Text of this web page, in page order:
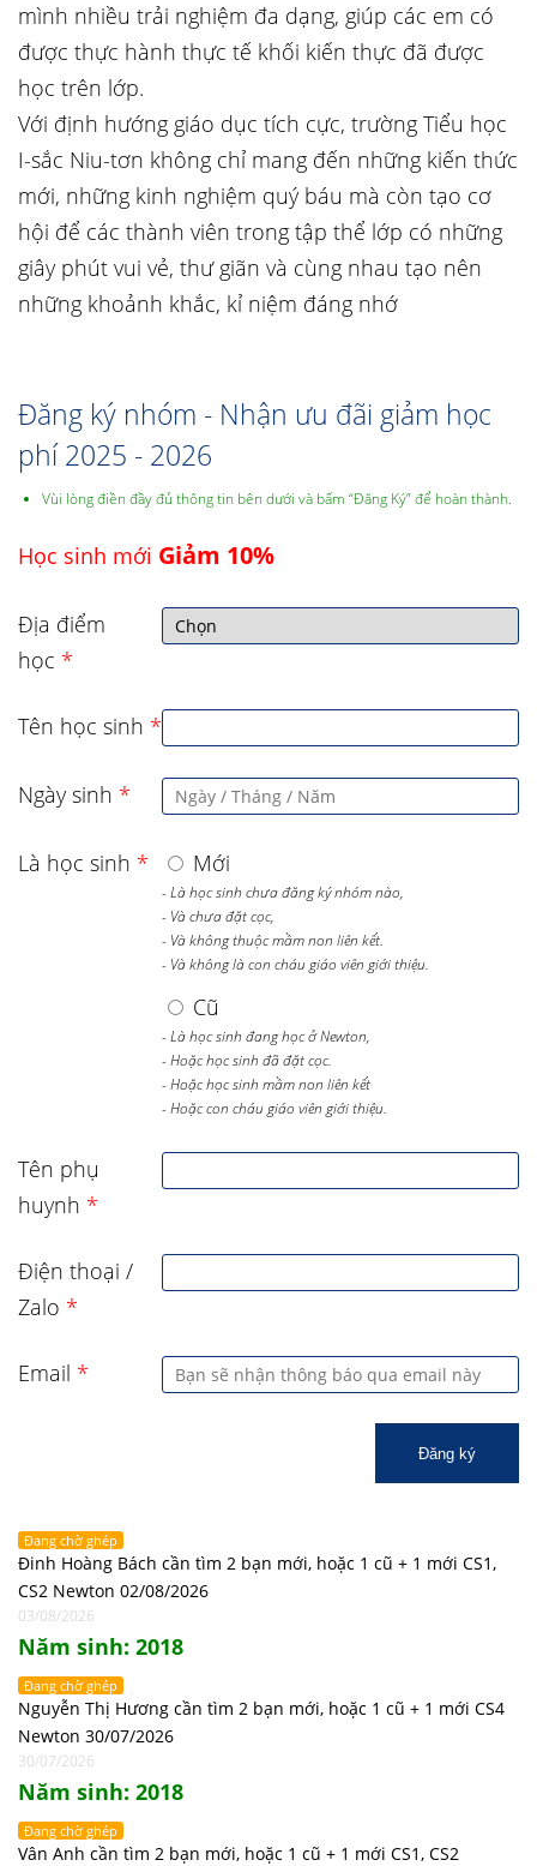
mình nhiều trải nghiệm đa dạng, giúp các em có
được thực hành thực tế khối kiến thực đã được
học trên lớp.
Với định hướng giáo dục tích cực, trường Tiểu học
I-sắc Niu-tơn không chỉ mang đến những kiến thức
mới, những kinh nghiệm quý báu mà còn tạo cơ
hội để các thành viên trong tập thể lớp có những
giây phút vui vẻ, thư giãn và cùng nhau tạo nên
những khoảnh khắc, kỉ niệm đáng nhớ
Đăng ký nhóm - Nhận ưu đãi giảm học
phí 2025 - 2026
Vùi lòng điền đầy đủ thông tin bên dưới và bấm “Đăng Ký” để hoàn thành.
Học sinh mới Giảm 10%
Địa điểm
học *
Tên học sinh *
Ngày sinh *
Là học sinh * Mới
- Là học sinh chưa đăng ký nhóm nào,
- Và chưa đặt cọc,
- Và không thuộc mầm non liên kết.
- Và không là con cháu giáo viên giới thiệu.
Cũ
- Là học sinh đang học ở Newton,
- Hoặc học sinh đã đặt cọc.
- Hoặc học sinh mầm non liên kết
- Hoặc con cháu giáo viên giới thiệu.
Tên phụ
huynh *
Điện thoại /
Zalo *
Email *
Đăng ký
Đang chờ ghép
Đinh Hoàng Bách cần tìm 2 bạn mới, hoặc 1 cũ + 1 mới CS1,
CS2 Newton 02/08/2026
03/08/2026
Năm sinh: 2018
Đang chờ ghép
Nguyễn Thị Hương cần tìm 2 bạn mới, hoặc 1 cũ + 1 mới CS4
Newton 30/07/2026
30/07/2026
Năm sinh: 2018
Đang chờ ghép
Vân Anh cần tìm 2 bạn mới, hoặc 1 cũ + 1 mới CS1, CS2